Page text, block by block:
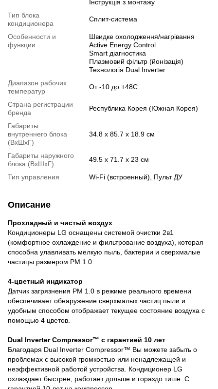
Інструкція з монтажу
Тип блока
кондиционера
Сплит-система
Особенности и
функции
Швидке охолодження/нагрівання
Active Energy Control
Smart діагностика
Плазмовий фільтр (йонізація)
Технологія Dual Inverter
Диапазон рабочих
температур
От -10 до +48С
Страна регистрации
бренда
Республика Корея (Южная Корея)
Габариты
внутреннего блока
(ВхШхГ)
34.8 x 85.7 x 18.9 см
Габариты наружного
блока (ВхШхГ)
49.5 x 71.7 x 23 см
Тип управления Wi-Fi (встроенный), Пульт ДУ
Описание
Прохладный и чистый воздух
Кондиционеры LG оснащены системой очистки 2в1
(комфортное охлаждение и фильтрование воздуха), которая
способна улавливать мелкую пыль, бактерии и сверхмалые
частицы размером PM 1.0.
4-цветный индикатор
Датчик загрязнения PM 1.0 в режиме реального времени
обеспечивает обнаружение сверхмалых частиц пыли и
удобным способом отображает текущее состояние воздуха с
помощью 4 цветов.
Dual Inverter Compressor™ с гарантией 10 лет
Благодаря Dual Inverter Compressor™ Вы можете забыть о
проблемах с высокой громкостью или ненадлежащей и
неэффективной работой устройства. Кондиционер LG
охлаждает быстрее, работает дольше и гораздо тише. С